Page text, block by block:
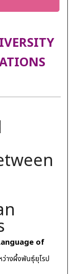
of
ว่างผึ้งพันธุ์ยุโรป